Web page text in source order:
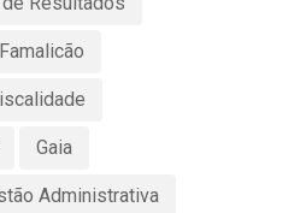
Famalicão
Gaia
Administrativa